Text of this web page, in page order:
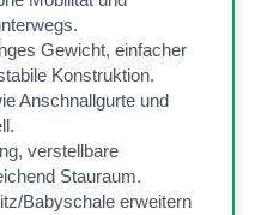
Gewicht, einfacher
Konstruktion.
Anschnallgurte und
verstellbare
Stauraum.
Babyschale erweitern